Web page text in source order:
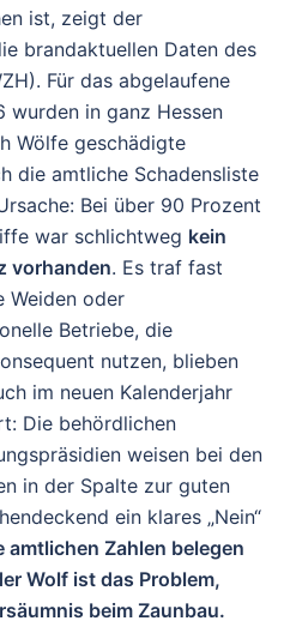
ist, zeigt der
brandaktuellen Daten des
Für das abgelaufene
in ganz Hessen
Wölfe geschädigte
die amtliche Schadensliste
Bei über 90 Prozent
war schlichtweg kein
vorhanden. Es traf fast
Weiden oder
Betriebe, die
nutzen, blieben
im neuen Kalenderjahr
Die behördlichen
weisen bei den
in der Spalte zur guten
ein klares „Nein“
amtlichen Zahlen belegen
Wolf ist das Problem,
beim Zaunbau.